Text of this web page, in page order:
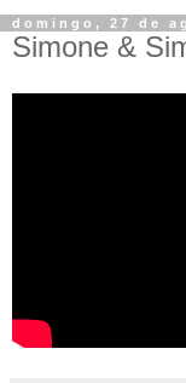
domingo, 27 de
Simone &